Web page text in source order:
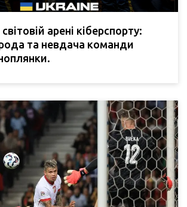
арені кіберспорту:
та невдача команди